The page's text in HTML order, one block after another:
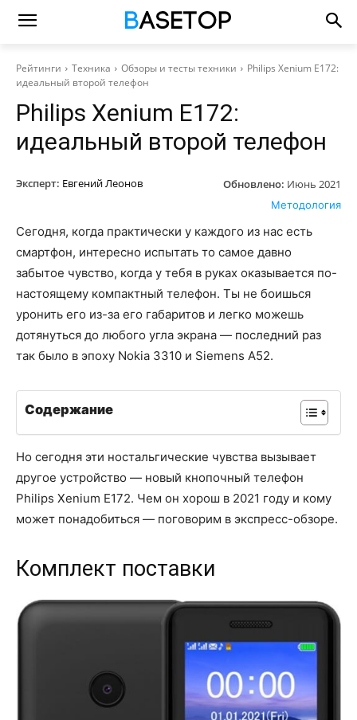
Рейтинги Техника Обзоры и тесты техники
Philips Xenium E172:
идеальный второй телефон
Philips Xenium E172:
идеальный второй телефон
Эксперт: Евгений Леонов Обновлено: Июнь 2021
Методология
Сегодня, когда практически у каждого из нас есть
смартфон, интересно испытать то самое давно
забытое чувство, когда у тебя в руках оказывается по-
настоящему компактный телефон. Ты не боишься
уронить его из-за его габаритов и легко можешь
дотянуться до любого угла экрана — последний раз
так было в эпоху Nokia 3310 и Siemens A52.
Содержание
Но сегодня эти ностальгические чувства вызывает
другое устройство — новый кнопочный телефон
Philips Xenium E172. Чем он хорош в 2021 году и кому
может понадобиться — поговорим в экспресс-обзоре.
Комплект поставки